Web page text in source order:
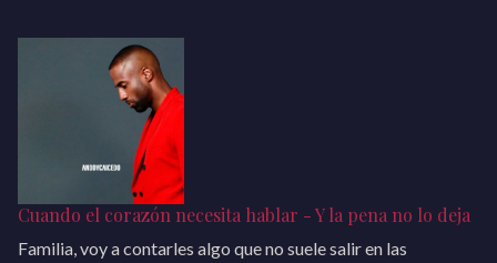
Cuando el corazón necesita hablar - Y la pena no lo deja
Familia, voy a contarles algo que no suele salir en las